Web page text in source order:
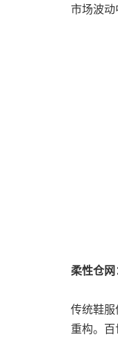
市场波动
柔性仓
传统鞋
重构。